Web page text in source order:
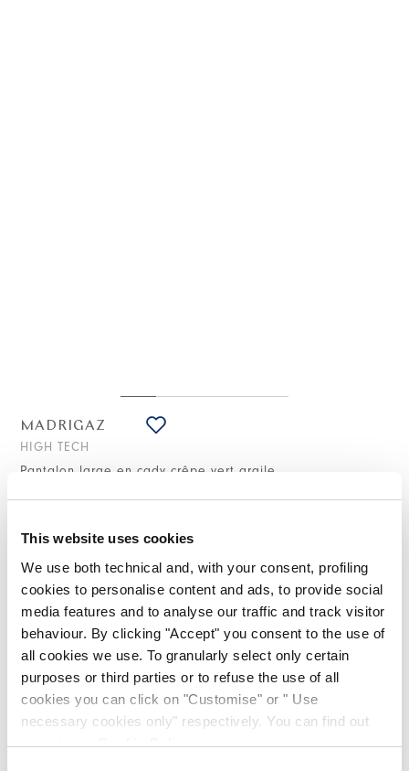
This website uses cookies
We use both technical and, with your consent, profiling
cookies to personalise content and ads, to provide social
media features and to analyse our traffic and track visitor
behaviour. By clicking "Accept" you consent to the use of
all cookies we use. To granularly select only certain
purposes or third parties or to refuse the use of all
cookies you can click on "Customise" or " Use
necessary cookies only" respectively. You can find out
more in ourCookie Policy.
MADRIGAZ
HIGH TECH
Pantalon large en cady crêpe vert argile
NOTES DE STYLE
Avec son allure boyish et décontractée, ce pantalon se
distingue par sa coupe à jambe large et ses larges plis sur
le devant et au dos, qui allongent la silhouette. Confortable
et tendance, c’est un modèle qui offre une infinité de
possibilités de style grâce à sa texture fluide et compacte au
fini mat.